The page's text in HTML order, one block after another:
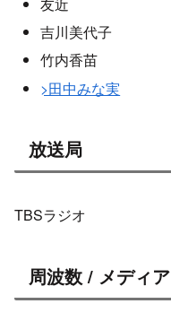
吉川美代子
竹内香苗
>田中みな実
放送局
TBSラジオ
周波数 / メディア